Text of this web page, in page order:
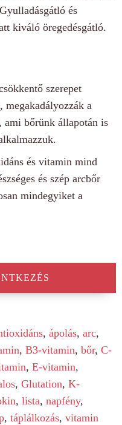
és
kiváló öregedésgátló.
szerepet
megakadályozzák a
ami bőrünk állapotán is
és vitamin mind
és szép arcbőr
mindegyiket a
,ápolás,arc,
,B3-vitamin,bőr,C-
,E-vitamin,
,Glutation,K-
,lista,napfény,
,táplálkozás,vitamin